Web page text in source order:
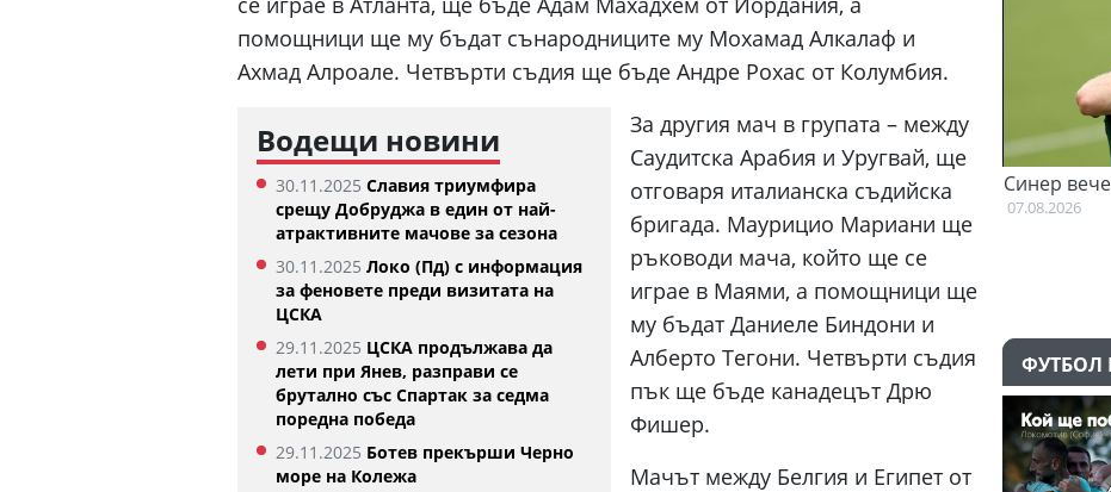
помощници ще му бъдат сънародниците му Мохамад Алкалаф и
Ахмад Алроале. Четвърти съдия ще бъде Андре Рохас от Колумбия.
Водещи новини
30.11.2025 Славия триумфира
срещу Добруджа в един от най-
атрактивните мачове за сезона
30.11.2025 Локо (Пд) с информация
за феновете преди визитата на
ЦСКА
29.11.2025 ЦСКА продължава да
лети при Янев, разправи се
брутално със Спартак за седма
поредна победа
29.11.2025 Ботев прекърши Черно
море на Колежа
За другия мач в групата – между
Саудитска Арабия и Уругвай, ще
отговаря италианска съдийска
бригада. Маурицио Мариани ще
ръководи мача, който ще се
играе в Маями, а помощници ще
му бъдат Даниеле Биндони и
Алберто Тегони. Четвърти съдия
пък ще бъде канадецът Дрю
Фишер.
Мачът между Белгия и Египет от
Къри няма намерение да напуска
Голдън Стейт Уориърс
07.08.2026
Синер вече тренира
ФУТБОЛ